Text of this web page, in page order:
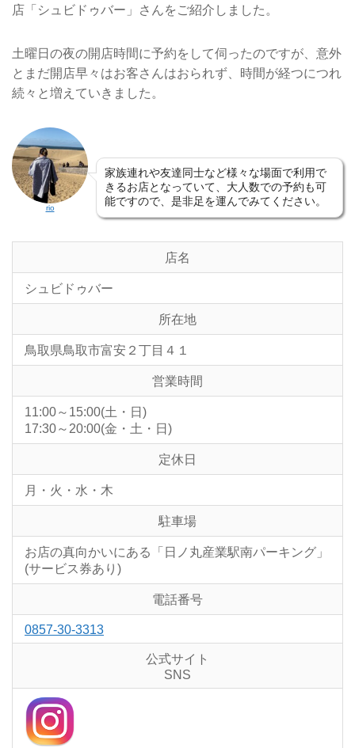
店「シュビドゥバー」さんをご紹介しました。
土曜日の夜の開店時間に予約をして伺ったのですが、意外
とまだ開店早々はお客さんはおられず、時間が経つにつれ
続々と増えていきました。
rio
家族連れや友達同士など様々な場面で利用で
きるお店となっていて、大人数での予約も可
能ですので、是非足を運んでみてください。
店名
シュビドゥバー
所在地
鳥取県鳥取市富安２丁目４１
営業時間
11:00～15:00(土・日)
17:30～20:00(金・土・日)
定休日
月・火・水・木
駐車場
お店の真向かいにある「日ノ丸産業駅南パーキング」
(サービス券あり)
電話番号
0857-30-3313
公式サイト
SNS